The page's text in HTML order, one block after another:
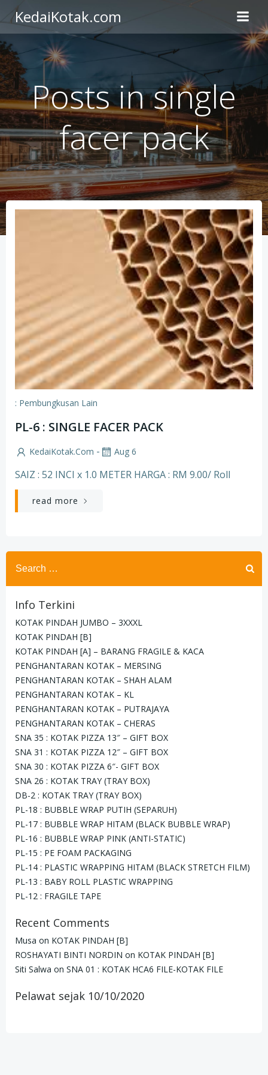
content
KedaiKotak.com
Posts in single
facer pack
: Pembungkusan Lain
PL-6 : SINGLE FACER PACK
KedaiKotak.com - Aug 6
SAIZ : 52 INCI x 1.0 METER HARGA : RM 9.00/ Roll
read more
Search
for:
Info Terkini
KOTAK PINDAH JUMBO – 3XXXL
KOTAK PINDAH [B]
KOTAK PINDAH [A] – BARANG FRAGILE & KACA
PENGHANTARAN KOTAK – MERSING
PENGHANTARAN KOTAK – SHAH ALAM
PENGHANTARAN KOTAK – KL
PENGHANTARAN KOTAK – PUTRAJAYA
PENGHANTARAN KOTAK – CHERAS
SNA 35 : KOTAK PIZZA 13″ – GIFT BOX
SNA 31 : KOTAK PIZZA 12″ – GIFT BOX
SNA 30 : KOTAK PIZZA 6″- GIFT BOX
SNA 26 : KOTAK TRAY (TRAY BOX)
DB-2 : KOTAK TRAY (TRAY BOX)
PL-18 : BUBBLE WRAP PUTIH (SEPARUH)
PL-17 : BUBBLE WRAP HITAM (BLACK BUBBLE WRAP)
PL-16 : BUBBLE WRAP PINK (ANTI-STATIC)
PL-15 : PE FOAM PACKAGING
PL-14 : PLASTIC WRAPPING HITAM (BLACK STRETCH FILM)
PL-13 : BABY ROLL PLASTIC WRAPPING
PL-12 : FRAGILE TAPE
Recent Comments
Musa on KOTAK PINDAH [B]
ROSHAYATI BINTI NORDIN on KOTAK PINDAH [B]
Siti Salwa on SNA 01 : KOTAK HCA6 FILE-KOTAK FILE
Pelawat sejak 10/10/2020